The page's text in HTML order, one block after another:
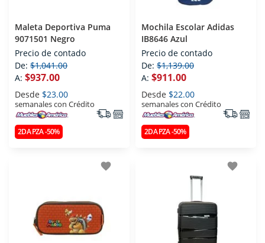
Maleta Deportiva Puma
9071501 Negro
Precio de contado
De: $1,041.00
A: $937.00
Desde $23.00
semanales con Crédito
2DA PZA -50%
Mochila Escolar Adidas
IB8646 Azul
Precio de contado
De: $1,139.00
A: $911.00
Desde $22.00
semanales con Crédito
2DA PZA -50%
favorite favorite